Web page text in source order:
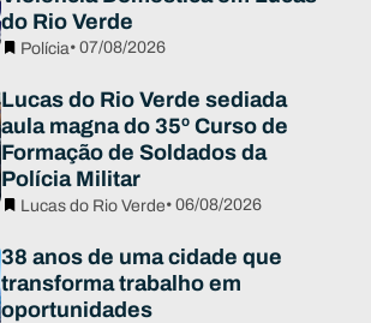
do Rio Verde
Polícia• 07/08/2026
Lucas do Rio Verde sediada
aula magna do 35º Curso de
Formação de Soldados da
Polícia Militar
Lucas do Rio Verde• 06/08/2026
38 anos de uma cidade que
transforma trabalho em
oportunidades